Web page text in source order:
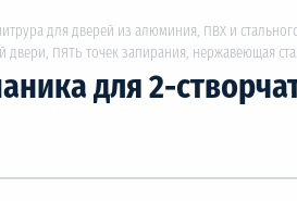
для дверей из алюминия, ПВХ и
двери, ПЯТЬ точек запирания, нержавеющая
для 2-